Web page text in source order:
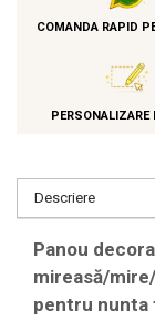
COMANDA RAPID
PERSONALIZARE
Descriere
Panou
mireasă/
pentru nunta